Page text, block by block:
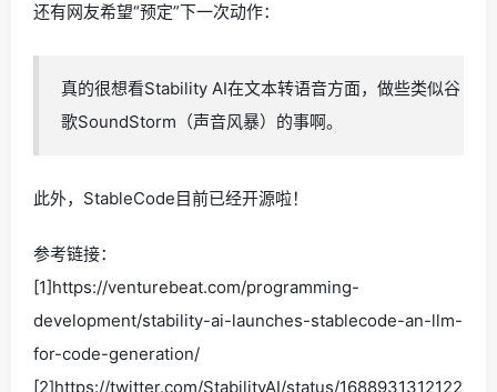
还有网友希望“预定”下一次动作：
真的很想看Stability AI在文本转语音方面，做些类似谷
歌SoundStorm（声音风暴）的事啊。
此外，StableCode目前已经开源啦！
参考链接：
[1]https://venturebeat.com/programming-
development/stability-ai-launches-stablecode-an-llm-
for-code-generation/
[2]https://twitter.com/StabilityAI/status/1688931312122